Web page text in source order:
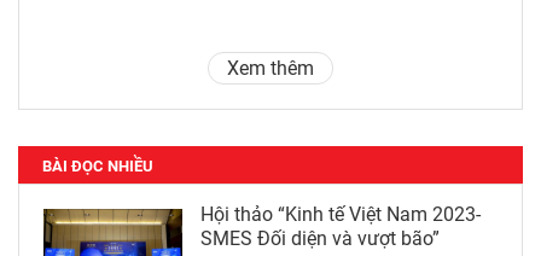
Xem thêm
BÀI ĐỌC NHIỀU
Hội thảo “Kinh tế Việt Nam 2023-
SMES Đối diện và vượt bão”